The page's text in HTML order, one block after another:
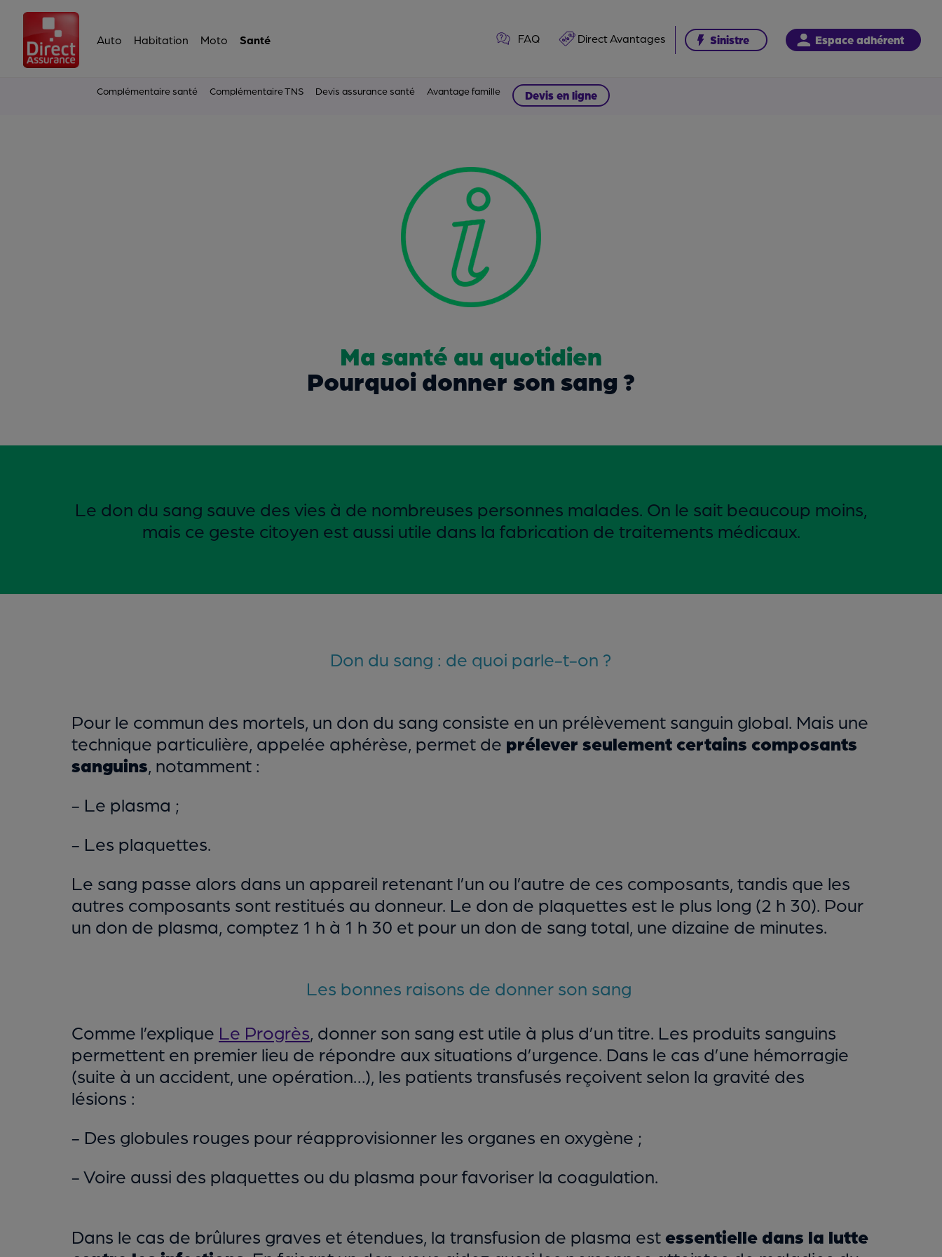
Auto Habitation Moto Santé
Complémentaire santé Complémentaire TNS Devis assurance santé Avantage famille Devis en ligne
FAQ Direct Avantages Sinistre Espace adhérent
Ma santé au quotidien
Pourquoi donner son sang ?
Le don du sang sauve des vies à de nombreuses personnes malades. On le sait beaucoup moins,
mais ce geste citoyen est aussi utile dans la fabrication de traitements médicaux.
Don du sang : de quoi parle-t-on ?
Pour le commun des mortels, un don du sang consiste en un prélèvement sanguin global. Mais une
technique particulière, appelée aphérèse, permet de prélever seulement certains composants
sanguins , notamment :
- Le plasma ;
- Les plaquettes.
Le sang passe alors dans un appareil retenant l’un ou l’autre de ces composants, tandis que les
autres composants sont restitués au donneur. Le don de plaquettes est le plus long (2 h 30). Pour
un don de plasma, comptez 1 h à 1 h 30 et pour un don de sang total, une dizaine de minutes.
Les bonnes raisons de donner son sang
Comme l’explique Le Progrès , donner son sang est utile à plus d’un titre. Les produits sanguins
permettent en premier lieu de répondre aux situations d’urgence. Dans le cas d’une hémorragie
(suite à un accident, une opération…), les patients transfusés reçoivent selon la gravité des
lésions :
- Des globules rouges pour réapprovisionner les organes en oxygène ;
- Voire aussi des plaquettes ou du plasma pour favoriser la coagulation.
Dans le cas de brûlures graves et étendues, la transfusion de plasma estessentielle dans la lutte